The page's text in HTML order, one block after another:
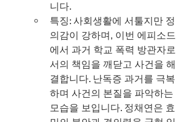
니다.
특징: 사회생활에 서툴지만 정
의감이 강하며, 이번 에피소드
에서 과거 학교 폭력 방관자로
서의 책임을 깨닫고 사건을 해
결합니다. 난독증 과거를 극복
하며 사건의 본질을 파악하는
모습을 보입니다. 정채연은 효